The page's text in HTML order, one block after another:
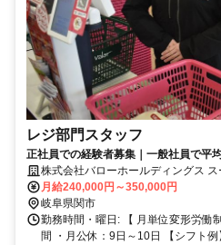
レジ部門スタッフ
正社員での経験者募集｜一般社員で平
株式会社バローホールディングス
店
月給240,000円～350,000円
岐阜県関市
勤務時間・曜日: 【 月単位変形労
間 ・月公休：9日～10日 【シフト